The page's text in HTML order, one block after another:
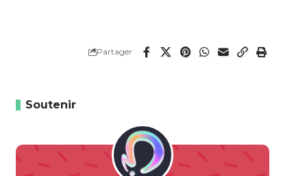
Partager
Soutenir